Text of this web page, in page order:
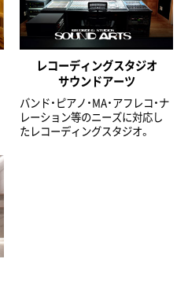
レコーディングスタジオ
サウンドアーツ
バンド・ピアノ・MA・アフレコ・ナ
レーション等のニーズに対応し
たレコーディングスタジオ。